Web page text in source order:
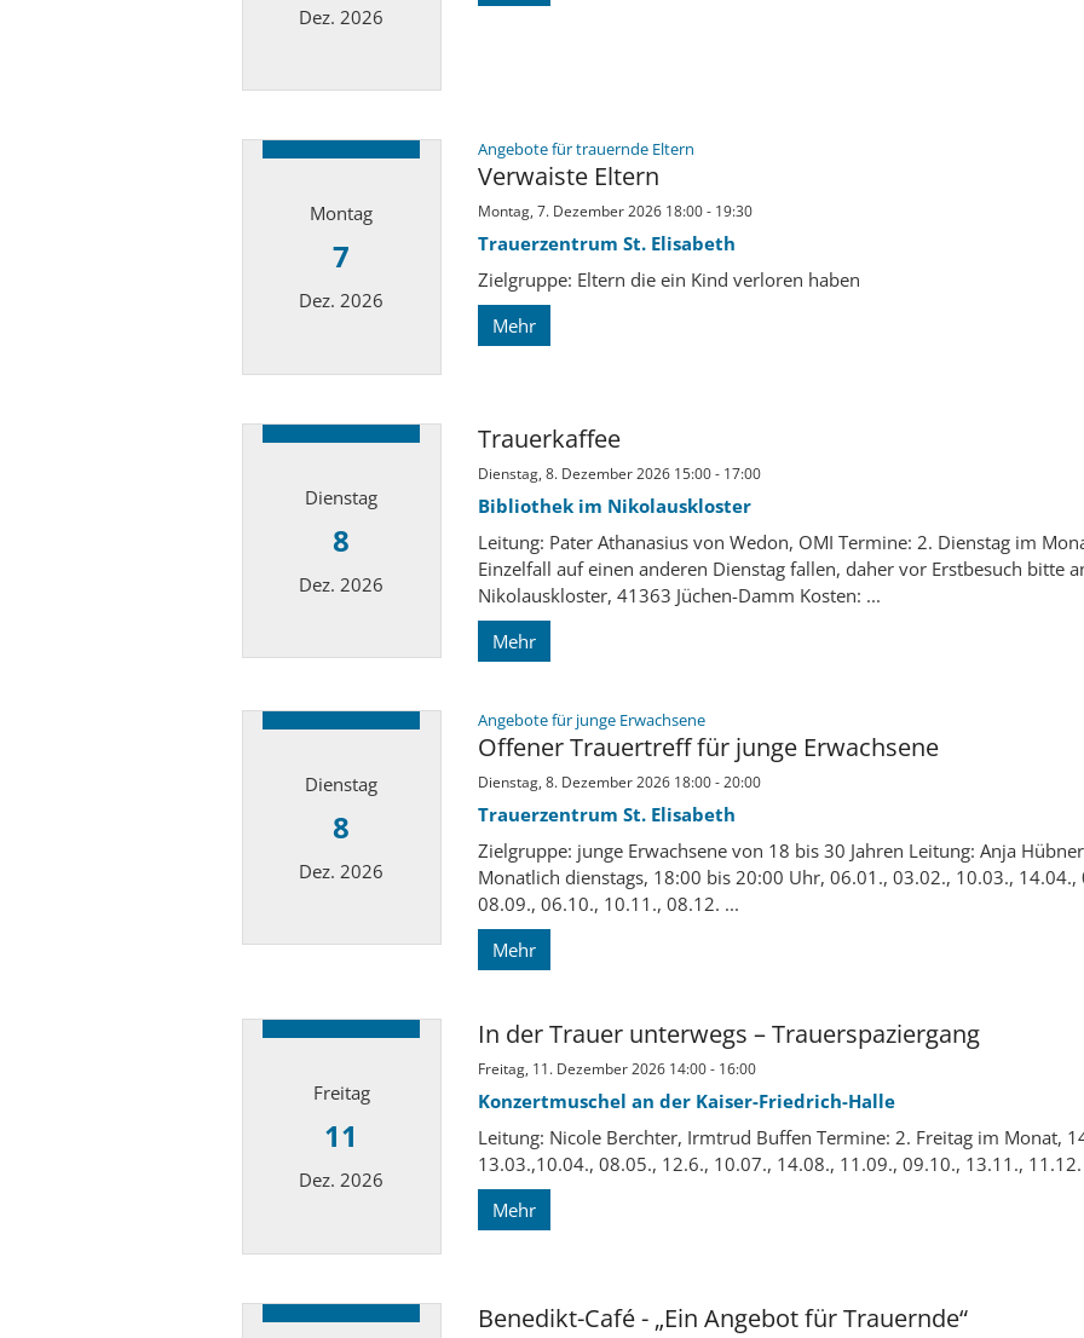
Dez. 2026
Montag
7
Dez. 2026
Angebote für trauernde Eltern:
Verwaiste Eltern
Montag, 7. Dezember 2026 18:00 - 19:30
Trauerzentrum St. Elisabeth
Zielgruppe: Eltern die ein Kind verloren haben
Mehr
Dienstag
8
Dez. 2026
Trauerkaffee
Dienstag, 8. Dezember 2026 15:00 - 17:00
Bibliothek im Nikolauskloster
Leitung: Pater Athanasius von Wedon, OMI Termine: 2. Dienstag im
Einzelfall auf einen anderen Dienstag fallen, daher vor Erstbesuch bitte
Nikolauskloster, 41363 Jüchen-Damm Kosten: ...
Mehr
Dienstag
8
Dez. 2026
Angebote für junge Erwachsene:
Offener Trauertreff für junge Erwachsene
Dienstag, 8. Dezember 2026 18:00 - 20:00
Trauerzentrum St. Elisabeth
Zielgruppe: junge Erwachsene von 18 bis 30 Jahren Leitung: Anja
Monatlich dienstags, 18:00 bis 20:00 Uhr, 06.01., 03.02., 10.03.,
08.09., 06.10., 10.11., 08.12. ...
Mehr
Freitag
11
Dez. 2026
In der Trauer unterwegs – Trauerspaziergang
Freitag, 11. Dezember 2026 14:00 - 16:00
Konzertmuschel an der Kaiser-Friedrich-Halle
Leitung: Nicole Berchter, Irmtrud Buffen Termine: 2. Freitag im Monat,
13.03.,10.04., 08.05., 12.6., 10.07., 14.08., 11.09., 09.10., 13.11., 11.12.
Mehr
Benedikt-Café - „Ein Angebot für Trauernde“